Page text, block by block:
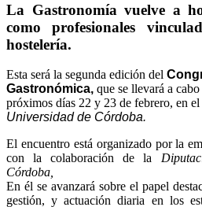
La Gastronomía vuelve a
como profesionales
hostelería.
Esta será la segunda edición del
Gastronómica, que se llevará a
próximos días 22 y 23 de febrero, en el
Universidad de Córdoba.
El encuentro está organizado por la
con la colaboración de la
Córdoba,
En él se avanzará sobre el papel
gestión, y actuación diaria en los